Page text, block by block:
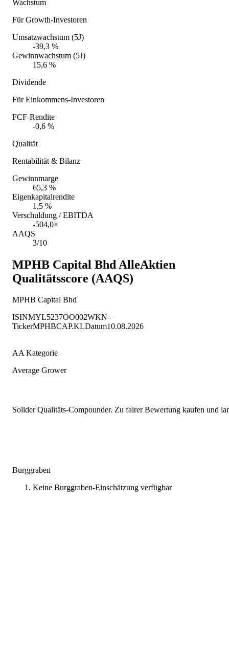
Wachstum
Für Growth-Investoren
Umsatzwachstum (5J)
-39,3 %
Gewinnwachstum (5J)
15,6 %
Dividende
Für Einkommens-Investoren
FCF-Rendite
-0,6 %
Qualität
Rentabilität & Bilanz
Gewinnmarge
65,3 %
Eigenkapitalrendite
1,5 %
Verschuldung / EBITDA
-504,0×
AAQS
3/10
MPHB Capital Bhd AlleAktien
Qualitätsscore (AAQS)
MPHB Capital Bhd
ISINMYL5237OO002WKN–
TickerMPHBCAP.KLDatum10.08.2026
AA Kategorie
Average Grower
Solider Qualitäts-Compounder. Zu fairer Bewertung kaufen und
Burggraben
Keine Burggraben-Einschätzung verfügbar